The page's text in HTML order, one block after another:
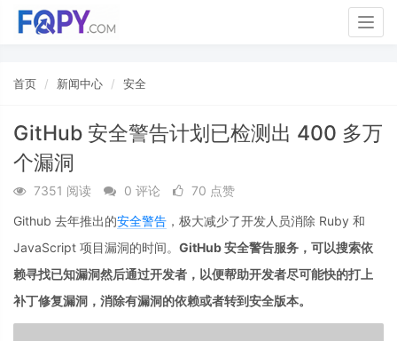
首页 新闻中心 安全
GitHub 安全警告计划已检测出 400 多万
个漏洞
7351 阅读 0 评论
70 点赞
Github 去年推出的安全警告 ，极大减少了开发人员消除 Ruby 和
JavaScript 项目漏洞的时间。 GitHub 安全警告服务，可以搜索依
赖寻找已知漏洞然后通过开发者，以便帮助开发者尽可能快的打上
补丁修复漏洞，消除有漏洞的依赖或者转到安全版本。